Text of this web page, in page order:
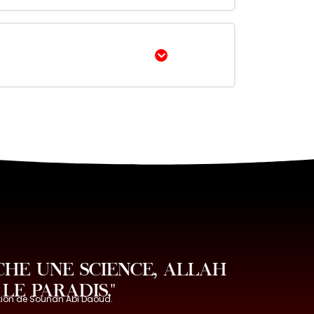
UNE SCIENCE, ALLAH
PARADIS."
de Sounan Abi Daoud.